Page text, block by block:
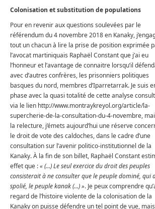
Colonisation et substitution de populations
Pour en revenir aux questions soulevées par le
référendum du 4 novembre 2018 en Kanaky,
tout un chacun à lire la prise de position exprimée
l’avocat martiniquais Raphaël Constant que j’ai eu
l’honneur et l’avantage de connaitre lorsqu’il
avec d’autres confrères, les prisonniers politiques
basques du nord, membres d’Iparretarrak. Je suis
phase avec la quasi totalité de cette analyse
via le lien http://www.montraykreyol.org/article/la-
supercherie-de-la-consultation-du-4-novembre,
la relecture, j’émets aujourd’hui une réserve
le droit de vote des caldoches, dans le cadre d’une
consultation sur l’avenir politico-institutionnel de la
Kanaky. À la fin de son billet, Raphaël Constant
effet que :« (…) Le seul exercice du droit des peuples
consisterait à ne consulter que le peuple dominé, qui
spolié, le peuple kanak (…) ». Je peux comprendre
regard de l’histoire violente de la colonisation de la
Kanaky on puisse défendre un tel point de vue,